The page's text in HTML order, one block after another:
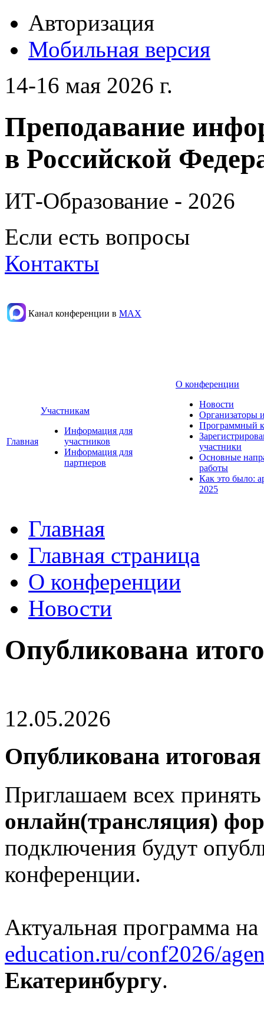
Авторизация
Мобильная версия
14-16 мая 2026 г.
Преподавание
в Российской
ИТ-Образование - 2026
Если есть вопросы
Контакты
Канал конференции в МАХ
Главная
Участникам
Информация для
участников
Информация для
партнеров
О конференции
Новости
Организаторы
Программный
участники
Основные
работы
Как это было:
2025
Главная
Главная страница
О конференции
Новости
Опубликована
12.05.2026
Опубликована
Приглашаем всех принять
онлайн(трансляция)
подключения будут
конференции.
Актуальная программа
education.ru/conf2026/
Екатеринбургу.